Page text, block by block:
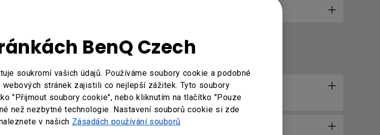
BenQ Czech
soukromí vašich údajů. Používáme soubory cookie a podobné
webových stránek zajistili co nejlepší zážitek. Tyto soubory
"Přijmout soubory cookie", nebo kliknutím na tlačítko "Pouze
než nezbytné technologie. Nastavení souborů cookie si zde
v našich Zásadách používání souborů
Duplikovat v systému Windows zmenší?
připojení k drátovému dálkovému ovladači. Jaká je maximální
3D?